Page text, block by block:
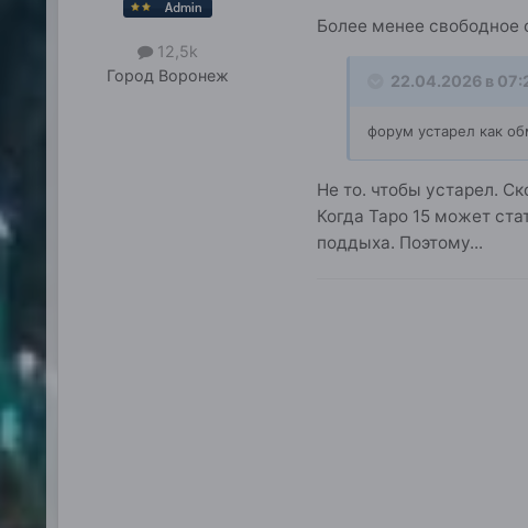
12,5k
Город Воронеж
Более менее свободное
22.04.2026 в
форум устарел как
Не то. чтобы устарел.
Когда Таро 15 может
поддыха. Поэтому...